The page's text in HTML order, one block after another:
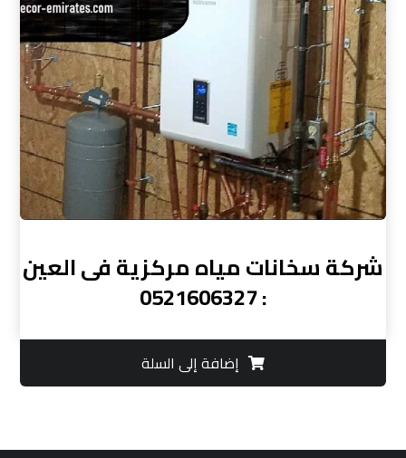
شركة سخانات مياه مركزية فى العين
: 0521606327
إضافة إلى السلة